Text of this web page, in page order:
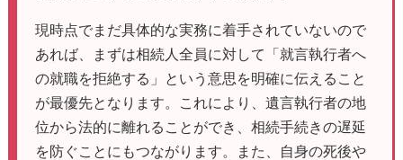
現時点でまだ具体的な実務に着手されていないので
あれば、まずは相続人全員に対して「就言執行者へ
の就職を拒絶する」という意思を明確に伝えること
が最優先となります。これにより、遺言執行者の地
位から法的に離れることができ、相続手続きの遅延
を防ぐことにもつながります。また、自身の死後や